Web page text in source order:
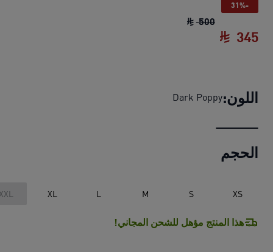
-31%
500 قميص جيرسيه PUMA x COTE D'IVOIRE x SALEHE BEMBURY للرجال
345
اللون:Dark Poppy
الحجم
XS
S
M
L
XL
هذا المنتج مؤهل للشحن المجاني!